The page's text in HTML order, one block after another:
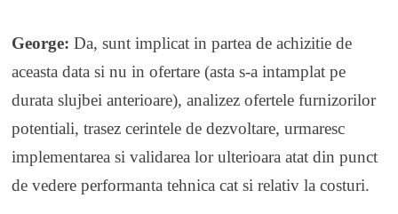
George: Da, sunt implicat in partea de achizitie de
aceasta data si nu in ofertare (asta s-a intamplat pe
durata slujbei anterioare), analizez ofertele furnizorilor
potentiali, trasez cerintele de dezvoltare, urmaresc
implementarea si validarea lor ulterioara atat din punct
de vedere performanta tehnica cat si relativ la costuri.